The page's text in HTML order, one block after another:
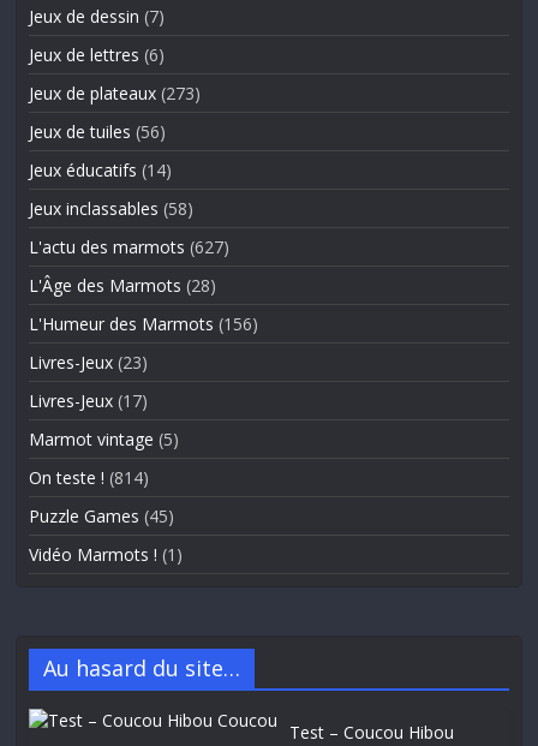
Jeux de dessin (7)
Jeux de lettres (6)
Jeux de plateaux (273)
Jeux de tuiles (56)
Jeux éducatifs (14)
Jeux inclassables (58)
L'actu des marmots (627)
L'Âge des Marmots (28)
L'Humeur des Marmots (156)
Livres-Jeux (23)
Livres-Jeux (17)
Marmot vintage (5)
On teste ! (814)
Puzzle Games (45)
Vidéo Marmots ! (1)
Au hasard du site…
Test – Coucou Hibou